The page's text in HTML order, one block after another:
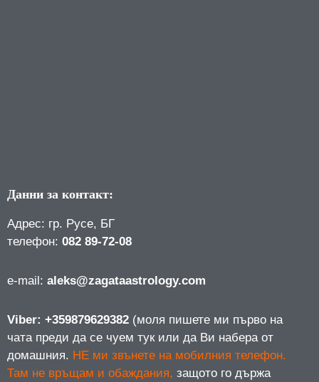
Данни за контакт:
Адрес: гр. Русе, БГ
телефон: 082 89-72-08
е-mail: aleks@zagataastrology.com
Viber: +359879629382 (моля пишете ми първо на
чата преди да се чуем тук или да Ви набера от
домашния. НЕ ми звънете на мобилния телефон.
Там не връщам и обаждания, защото го държа